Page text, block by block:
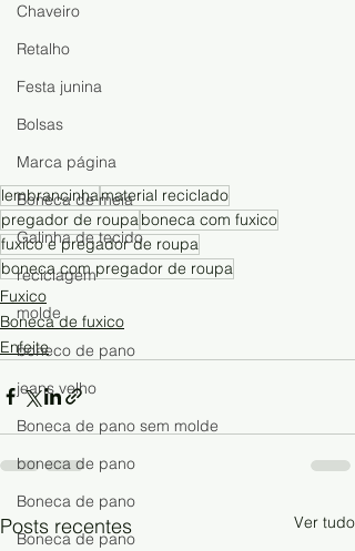
Chaveiro
Retalho
Festa junina
Bolsas
Marca página
Boneca de meia
Galinha de tecido
reciclagem
molde
boneco de pano
jeans velho
Boneca de pano sem molde
boneca de pano
Boneca de pano
Boneca de pano
lembrancinhamaterial reciclado
pregador de roupaboneca com fuxico
fuxico e pregador de roupa
boneca com pregador de roupa
Fuxico
Boneca de fuxico
Enfeite
Posts recentes Ver tudo